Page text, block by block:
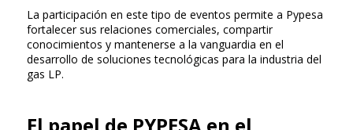
La participación en este tipo de eventos permite a Pypesa
fortalecer sus relaciones comerciales, compartir
conocimientos y mantenerse a la vanguardia en el
desarrollo de soluciones tecnológicas para la industria del
gas LP.